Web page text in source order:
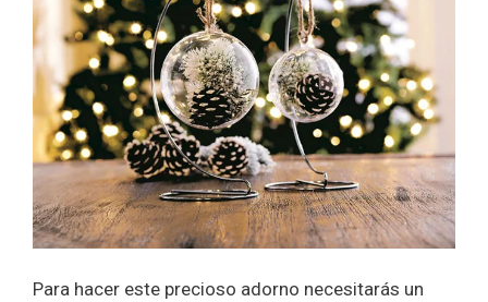
Para hacer este precioso adorno necesitarás un